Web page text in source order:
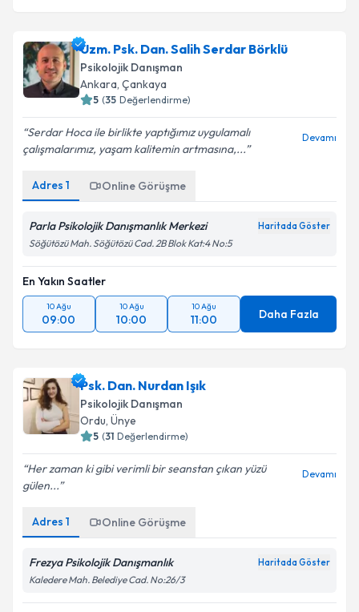
Uzm. Psk. Dan. Salih Serdar Börklü
Psikolojik Danışman
Ankara, Çankaya
5 (35 Değerlendirme)
Serdar Hoca ile birlikte yaptığımız uygulamalı
çalışmalarımız, yaşam kalitemin artmasına,...
Devamı
Adres 1 Online Görüşme
Parla Psikolojik Danışmanlık Merkezi Haritada Göster
Söğütözü Mah. Söğütözü Cad. 2B Blok Kat:4 No:5
En Yakın Saatler
10 Ağu
09:00
10 Ağu
10:00
10 Ağu
11:00 Daha Fazla
Psk. Dan. Nurdan Işık
Psikolojik Danışman
Ordu, Ünye
5 (31 Değerlendirme)
Her zaman ki gibi verimli bir seanstan çıkan yüzü
gülen...
Devamı
Adres 1 Online Görüşme
Frezya Psikolojik Danışmanlık Haritada Göster
Kaledere Mah. Belediye Cad. No:26/3